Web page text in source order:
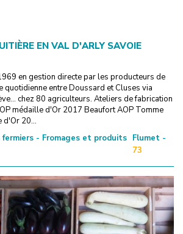
EN VAL D'ARLY SAVOIE
en gestion directe par les producteurs de
entre Doussard et Cluses via
chez 80 agriculteurs. Ateliers de fabrication
médaille d'Or 2017 Beaufort AOP Tomme
d'Or 20...
- Fromages et produits Flumet -
73